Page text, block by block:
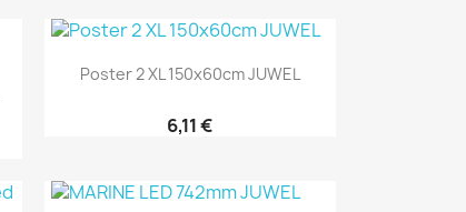
Aperçu rapide
Poster 2 XL 150x60cm JUWEL
6,11 €